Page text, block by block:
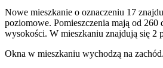
Nowe mieszkanie o oznaczeniu 17
poziomowe. Pomieszczenia mają od 260
wysokości. W mieszkaniu znajdują się 2
Okna w mieszkaniu wychodzą na zachód.